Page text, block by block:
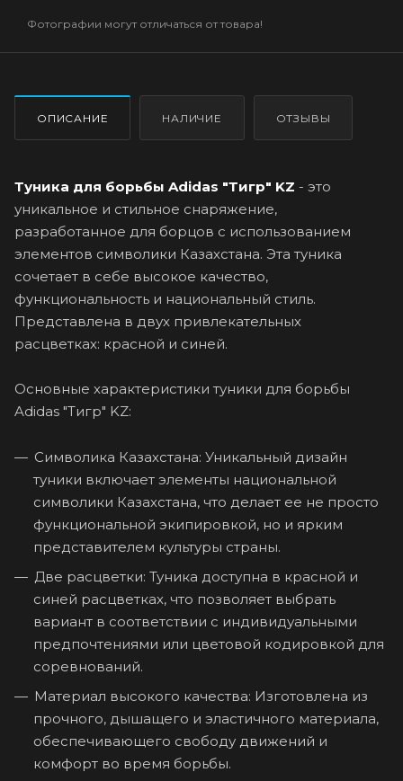
Фотографии могут отличаться от товара!
ОПИСАНИЕ НАЛИЧИЕ ОТЗЫВЫ
Туника для борьбы Adidas "Тигр" KZ - это
уникальное и стильное снаряжение,
разработанное для борцов с использованием
элементов символики Казахстана. Эта туника
сочетает в себе высокое качество,
функциональность и национальный стиль.
Представлена в двух привлекательных
расцветках: красной и синей.
Основные характеристики туники для борьбы
Adidas "Тигр" KZ:
Символика Казахстана: Уникальный дизайн
туники включает элементы национальной
символики Казахстана, что делает ее не просто
функциональной экипировкой, но и ярким
представителем культуры страны.
Две расцветки: Туника доступна в красной и
синей расцветках, что позволяет выбрать
вариант в соответствии с индивидуальными
предпочтениями или цветовой кодировкой для
соревнований.
Материал высокого качества: Изготовлена из
прочного, дышащего и эластичного материала,
обеспечивающего свободу движений и
комфорт во время борьбы.